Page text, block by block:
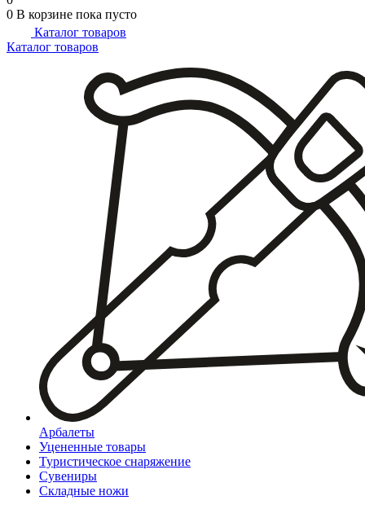
0 В корзине пока пусто
Каталог товаров
Каталог товаров
Арбалеты
Уцененные товары
Туристическое снаряжение
Сувениры
Складные ножи